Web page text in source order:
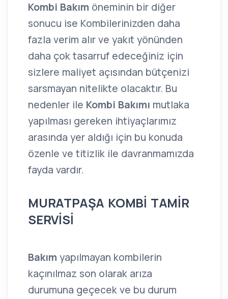
Kombi Bakım öneminin bir diğer
sonucu ise Kombilerinizden daha
fazla verim alır ve yakıt yönünden
daha çok tasarruf edeceğiniz için
sizlere maliyet açısından bütçenizi
sarsmayan nitelikte olacaktır. Bu
nedenler ile Kombi Bakımı mutlaka
yapılması gereken ihtiyaçlarımız
arasında yer aldığı için bu konuda
özenle ve titizlik ile davranmamızda
fayda vardır.
MURATPAŞA KOMBİ TAMİR
SERVİSİ
Bakım yapılmayan kombilerin
kaçınılmaz son olarak arıza
durumuna geçecek ve bu durum